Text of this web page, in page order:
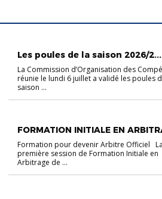
Les poules de la saison 2026/2...
La Commission d’Organisation des
réunie le lundi 6 juillet a validé les poules
saison ...
FORMATION INITIALE EN
Formation pour devenir Arbitre Officiel La
première session de Formation Initiale en
Arbitrage de ...